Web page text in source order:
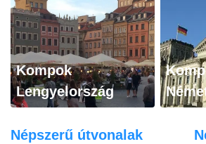
Kompok
Lengyelország
Népszerű útvonalak